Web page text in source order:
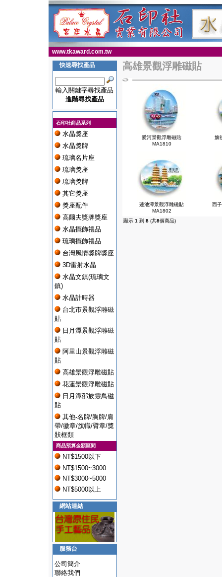
www.tkaward.com.tw
快速尋找產品
輸入關鍵字尋找產品
進階尋找產品
石印社商品系列
水晶獎座
水晶獎牌
琉璃名片座
琉璃獎座
琉璃獎牌
其它獎座
獎座配件
高爾夫獎牌獎座
水晶擺飾禮品
琉璃擺飾禮品
台灣風情獎牌獎座
3D雷射水晶
水晶文鎮(琉璃文
鎮)
水晶計時器
台北市景觀浮雕磁
貼
日月潭景觀浮雕磁
貼
阿里山景觀浮雕磁
貼
高雄景觀浮雕磁貼
花蓮景觀浮雕磁貼
日月潭邵族靈鳥磁
貼
其他-名牌/胸牌/肩
帶/徽章/旗幟/臂章/獎
狀框類
商品預算金額區間
NT$1500以下
NT$1500~3000
NT$3000~5000
NT$5000以上
網站連結
服務台
公司簡介
聯絡我們
高雄景觀浮雕磁貼
愛河景觀浮雕磁貼
MA1810
旗
蓮池潭景觀浮雕磁貼
MA1802
西
顯示 1 到 8(共8個商品)